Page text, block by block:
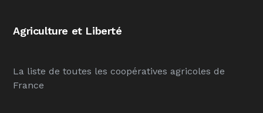
Agriculture et Liberté
La liste de toutes les coopératives agricoles de
France